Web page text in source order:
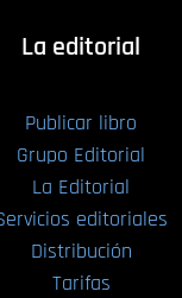
La editorial
Publicar libro
Grupo Editorial
La Editorial
editoriales
Distribución
Tarifas